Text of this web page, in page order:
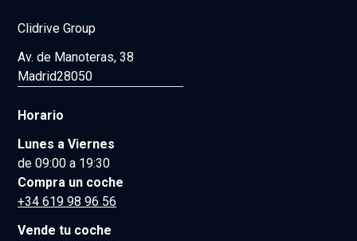
Clidrive Group
Av. de Manoteras, 38
Madrid28050
Horario
Lunes a Viernes
de 09:00 a 19:30
Compra un coche
+34 619 98 96 56
Vende tu coche